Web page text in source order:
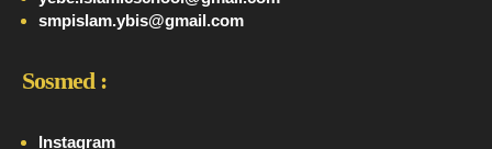
smpislam.ybis@gmail.com
Sosmed :
Instagram